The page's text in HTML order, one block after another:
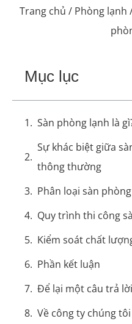
Trang chủ / Phòng lạnh
Mục lục
Sàn phòng lạnh là
Sự khác biệt giữa
thông thường
Phân loại sàn
Quy trình thi công
Kiểm soát chất
Phần kết luận
Để lại một câu trả
Về công ty chúng tôi